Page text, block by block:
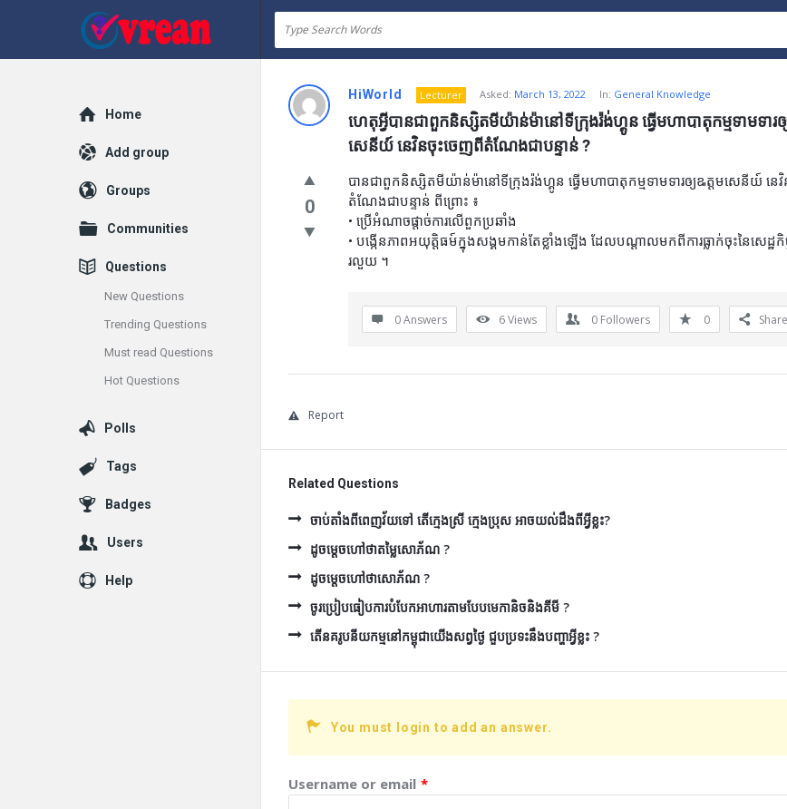
vrean.com
HiWorld Lecturer Asked: March 13, 2022 In: General Knowledge
ហេតុអ្វីបានជាពួកនិស្សិតមីយ៉ាន់ម៉ានៅទីក្រុងរ៉ង់ហ្គូន ធ្វើមហាបាតុកម្មទាមទារឲ្
សេនីយ៍ នេវិនចុះចេញពីតំណែងជាបន្ទាន់ ?
0
បានជាពួកនិស្សិតមីយ៉ាន់ម៉ានៅទីក្រុងរ៉ង់ហ្គូន ធ្វើមហាបាតុកម្មទាមទារឲ្យឩត្តមសេនីយ៍ នេ
តំណែងជាបន្ទាន់ ពីព្រោះ ៖
• ប្រើអំណាចផ្តាច់ការលើពួកប្រឆាំង
• បង្កើនភាពអយុត្តិធម៍ក្នុងសង្គមកាន់តែខ្លាំងឡើង ដែលបណ្តាលមកពីការធ្លាក់ចុះនៃសេដ្ឋ
រលួយ ។
0 Answers 6Views 0 Followers 0 Share
Report
Related Questions
ចាប់តាំងពីពេញវ័យទៅ តើក្មេងស្រី ក្មេងប្រុស អាចយល់ដឹងពីអ្វីខ្លះ?
ដូចម្ដេចហៅថាតម្លៃសោភ័ណ ?
ដូចម្ដេចហៅថាសោភ័ណ ?
ចូរប្រៀបធៀបការបំបែកអាហារតាមបែបមេកានិចនិងគីមី ?
តើនគរូបនីយកម្មនៅកម្ពុជាយើងសព្វថ្ងៃ ជួបប្រទះនឹងបញ្ហាអ្វីខ្លះ ?
You must login to add an answer.
Username or email *
Explore
Home
Add group
Groups
Communities
Questions
New Questions
Trending Questions
Must read Questions
Hot Questions
Polls
Tags
Badges
Users
Help